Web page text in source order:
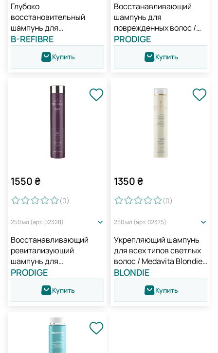
Глубоко
восстановительный
шампунь для
поврежденных волос /
Medavita Beta Refibre
Reconstructive Shampoo
B-REFIBRE
Купить
Восстанавливающий
шампунь для
поврежденных волос /
Medavita Prodige
Restoring Shampoo
PRODIGE
Купить
1550₴
(0)
250 мл (арт. 02328)
Восстанавливающий
ревитализующий
шампунь для
поврежденных волос /
Medavita Prodige
Revivifying Shampoo
PRODIGE
Купить
1350₴
(0)
250 мл (арт. 02375)
Укрепляющий шампунь
для всех типов светлых
волос / Medavita Blondie
All Blondes Bonding
Shampoo
BLONDIE
Купить